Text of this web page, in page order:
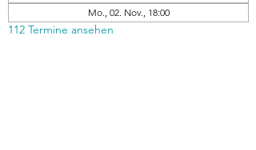
Mo., 02. Nov., 18:00
112 Termine ansehen